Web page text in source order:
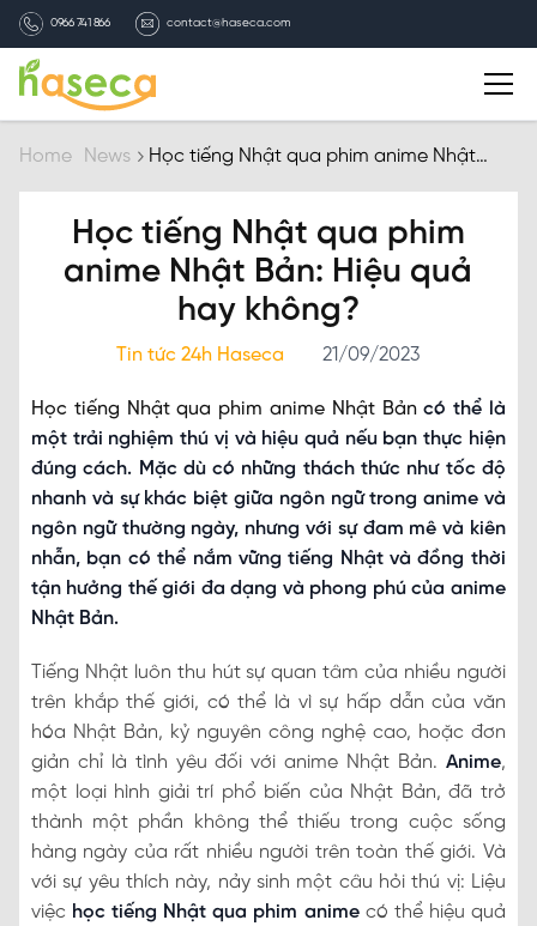
0966 741 866 contact@haseca.com
Introduction
Why Haseca
Services
HASECA news
Recruitment
Contact
Home News
Học tiếng Nhật qua phim anime Nhật
Học tiếng Nhật qua phim
anime Nhật Bản: Hiệu quả
hay không?
Tin tức 24h Haseca 21/09/2023
Học tiếng Nhật qua phim anime Nhật Bảncó thể là
một trải nghiệm thú vị và hiệu quả nếu bạn thực hiện
đúng cách. Mặc dù có những thách thức như tốc độ
nhanh và sự khác biệt giữa ngôn ngữ trong anime và
ngôn ngữ thường ngày, nhưng với sự đam mê và kiên
nhẫn, bạn có thể nắm vững tiếng Nhật và đồng thời
tận hưởng thế giới đa dạng và phong phú của anime
Nhật Bản.
Tiếng Nhật luôn thu hút sự quan tâm của nhiều người
trên khắp thế giới, có thể là vì sự hấp dẫn của văn
hóa Nhật Bản, kỷ nguyên công nghệ cao, hoặc đơn
giản chỉ là tình yêu đối với anime Nhật Bản. Anime,
một loại hình giải trí phổ biến của Nhật Bản, đã trở
thành một phần không thể thiếu trong cuộc sống
hàng ngày của rất nhiều người trên toàn thế giới. Và
với sự yêu thích này, nảy sinh một câu hỏi thú vị: Liệu
việc học tiếng Nhật qua phim animecó thể hiệu quả